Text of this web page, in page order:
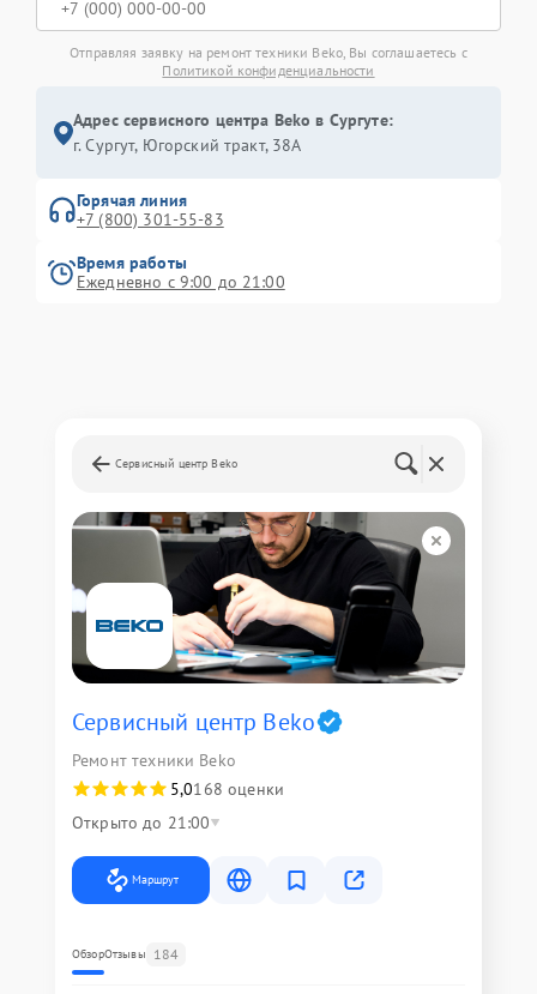
Отправляя заявку на ремонт техники Beko, Вы соглашаетесь с
Политикой конфиденциальности
Адрес сервисного центра Beko в Сургуте:
г. Сургут, Югорский тракт, 38А
Горячая линия
+7 (800) 301-55-83
Время работы
Ежедневно с 9:00 до 21:00
Сервисный центр Beko
Сервисный центр Beko
Ремонт техники Beko
5,0168 оценки
Открыто до 21:00
Маршрут
ОбзорОтзывы 184